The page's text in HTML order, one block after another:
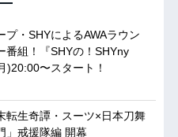
プ・SHYによるAWAラウン
番組！『SHYの！SHYny
)20:00〜スタート！
転生奇譚・スーツ×日本刀舞
」戒援隊編 開幕